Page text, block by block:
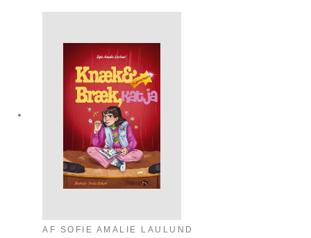
AF SOFIE AMALIE LAULUND